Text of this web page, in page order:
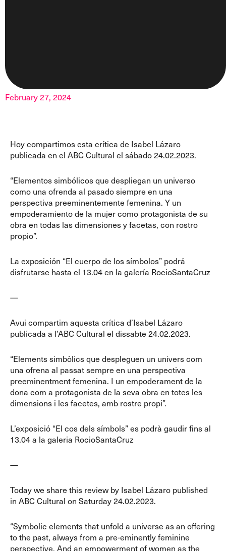
February 27, 2024
Hoy compartimos esta crítica de Isabel Lázaro
publicada en el ABC Cultural el sábado 24.02.2023.
“Elementos simbólicos que despliegan un universo
como una ofrenda al pasado siempre en una
perspectiva preeminentemente femenina. Y un
empoderamiento de la mujer como protagonista de su
obra en todas las dimensiones y facetas, con rostro
propio”.
La exposición “El cuerpo de los símbolos” podrá
disfrutarse hasta el 13.04 en la galería RocioSantaCruz
—
Avui compartim aquesta crítica d’Isabel Lázaro
publicada a l’ABC Cultural el dissabte 24.02.2023.
“Elements simbòlics que despleguen un univers com
una ofrena al passat sempre en una perspectiva
preeminentment femenina. I un empoderament de la
dona com a protagonista de la seva obra en totes les
dimensions i les facetes, amb rostre propi”.
L’exposició “El cos dels símbols” es podrà gaudir fins al
13.04 a la galeria RocioSantaCruz
—
Today we share this review by Isabel Lázaro published
in ABC Cultural on Saturday 24.02.2023.
“Symbolic elements that unfold a universe as an offering
to the past, always from a pre-eminently feminine
perspective. And an empowerment of women as the